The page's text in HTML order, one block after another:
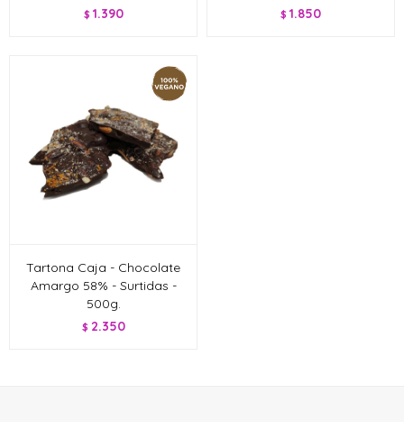
$ 1.390 $ 1.850
Tartona Caja - Chocolate
Amargo 58% - Surtidas -
500g.
$ 2.350